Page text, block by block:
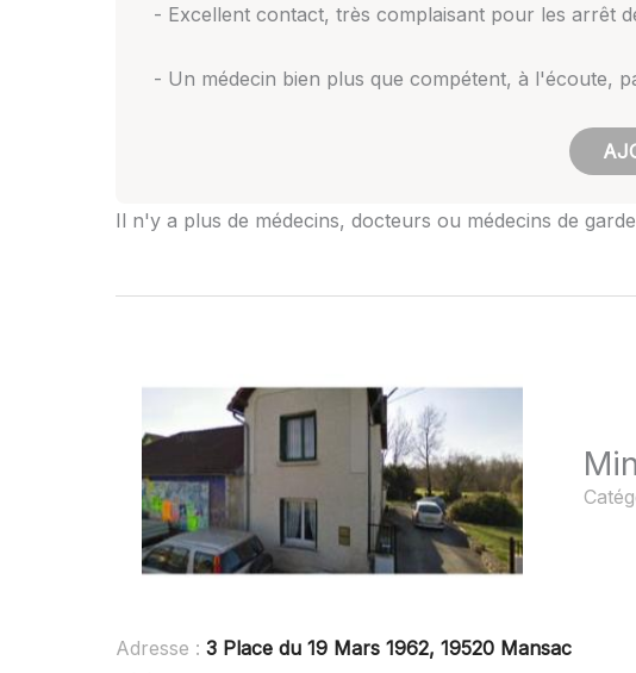
- Excellent contact, très complaisant pour les arrêt
- Un médecin bien plus que compétent, à l'écoute,
Il n'y a plus de médecins, docteurs ou médecins de
Adresse : 3 Place du 19 Mars 1962, 19520 Mansac